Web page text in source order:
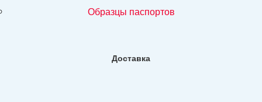
образцы паспортов
Доставка